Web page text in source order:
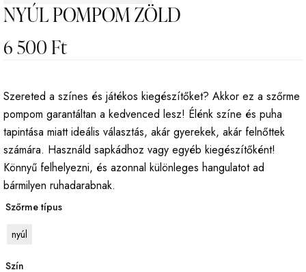
NYÚL POMPOM ZÖLD
6 500Ft
Szereted a színes és játékos kiegészítőket? Akkor ez a szőrme
pompom garantáltan a kedvenced lesz! Élénk színe és puha
tapintása miatt ideális választás, akár gyerekek, akár felnőttek
számára. Használd sapkádhoz vagy egyéb kiegészítőként!
Könnyű felhelyezni, és azonnal különleges hangulatot ad
bármilyen ruhadarabnak.
Szőrme típus
nyúl
Szín